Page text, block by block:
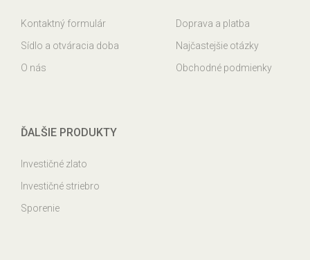
Kontaktný formulár
Sídlo a otváracia doba
O nás
Doprava a platba
Najčastejšie otázky
Obchodné podmienky
ĎALŠIE PRODUKTY
Investičné zlato
Investičné striebro
Sporenie